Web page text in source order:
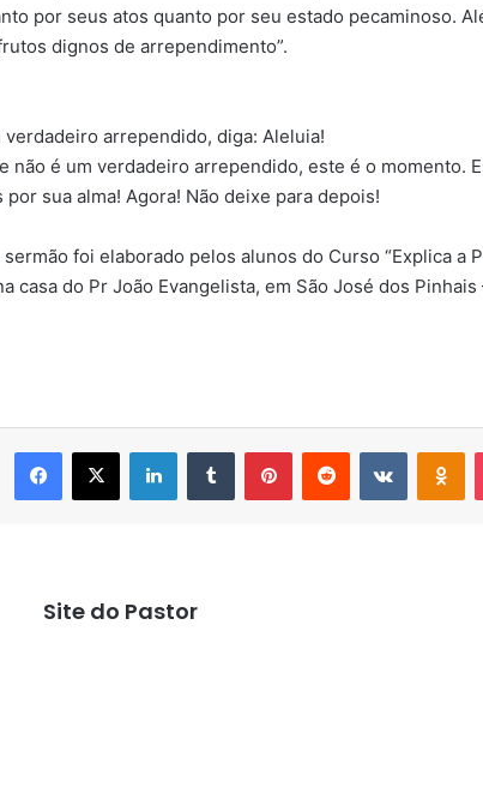
por seus atos quanto por seu estado pecaminoso.
dignos de arrependimento”.
verdadeiro arrependido, diga: Aleluia!
não é um verdadeiro arrependido, este é o momento.
por sua alma! Agora! Não deixe para depois!
foi elaborado pelos alunos do Curso “Explica a
casa do Pr João Evangelista, em São José dos Pinhais
Facebook
X LinkedinTumblr PinterestReddit VK
Site do Pastor